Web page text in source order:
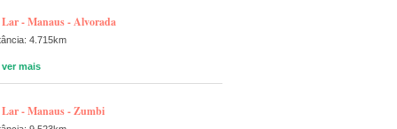
- Manaus - Alvorada
4.715km
ver mais
- Manaus - Zumbi